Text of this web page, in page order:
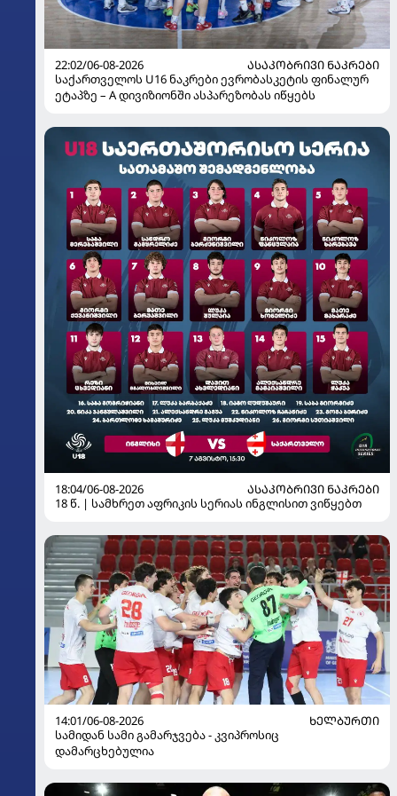
22:02/06-08-2026
ᲐᲡᲐᲙᲝᲑᲠᲘᲕᲘ ᲜᲐᲙᲠᲔᲑᲘ
საქართველოს U16 ნაკრები ევრობასკეტის ფინალურ
ეტაპზე – A დივიზიონში ასპარეზობას იწყებს
18:04/06-08-2026
ᲐᲡᲐᲙᲝᲑᲠᲘᲕᲘ ᲜᲐᲙᲠᲔᲑᲘ
18 წ. | სამხრეთ აფრიკის სერიას ინგლისით ვიწყებთ
14:01/06-08-2026
ᲮᲔᲚᲑᲣᲠᲗᲘ
სამიდან სამი გამარჯვება - კვიპროსიც
დამარცხებულია